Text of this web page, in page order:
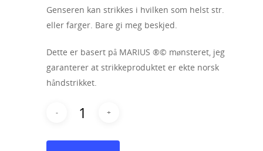
Genseren kan strikkes i hvilken som helst str.
eller farger. Bare gi meg beskjed.
Dette er basert på MARIUS ®© mønsteret, jeg
garanterer at strikkeproduktet er ekte norsk
håndstrikket.